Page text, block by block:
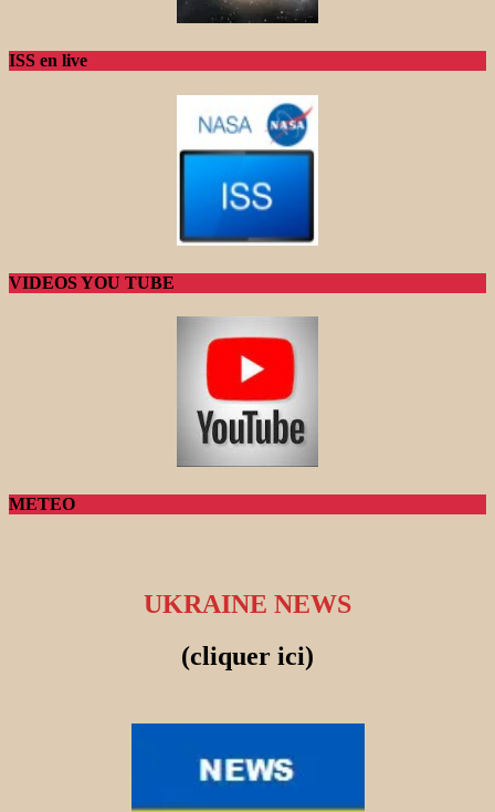
ISS en live
VIDEOS YOU TUBE
METEO
UKRAINE NEWS
(cliquer ici)